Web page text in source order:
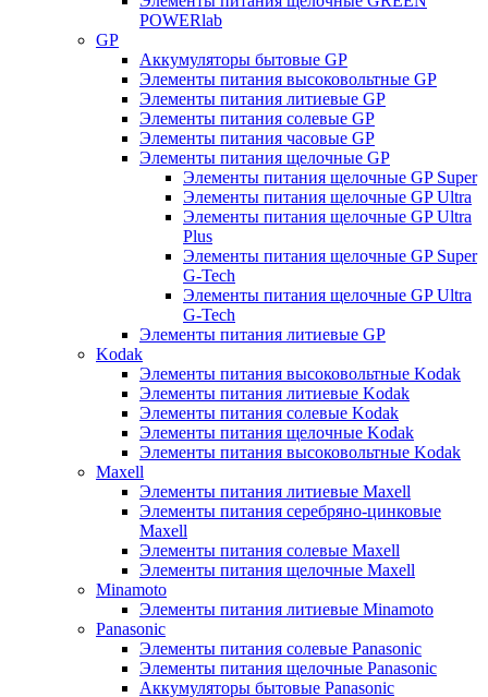
POWERlab
GP
Аккумуляторы бытовые GP
Элементы питания высоковольтные GP
Элементы питания литиевые GP
Элементы питания солевые GP
Элементы питания часовые GP
Элементы питания щелочные GP
Элементы питания щелочные GP Super
Элементы питания щелочные GP Ultra
Элементы питания щелочные GP Ultra
Plus
Элементы питания щелочные GP Super
G-Tech
Элементы питания щелочные GP Ultra
G-Tech
Элементы питания литиевые GP
Kodak
Элементы питания высоковольтные Kodak
Элементы питания литиевые Kodak
Элементы питания солевые Kodak
Элементы питания щелочные Kodak
Элементы питания высоковольтные Kodak
Maxell
Элементы питания литиевые Maxell
Элементы питания серебряно-цинковые
Maxell
Элементы питания солевые Maxell
Элементы питания щелочные Maxell
Minamoto
Элементы питания литиевые Minamoto
Panasonic
Элементы питания солевые Panasonic
Элементы питания щелочные Panasonic
Аккумуляторы бытовые Panasonic